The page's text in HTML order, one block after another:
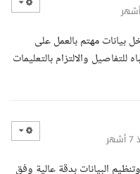
مهتم بالعمل على
للتفاصيل والالتزام بالتعليمات
البيانات بدقة عالية وفق